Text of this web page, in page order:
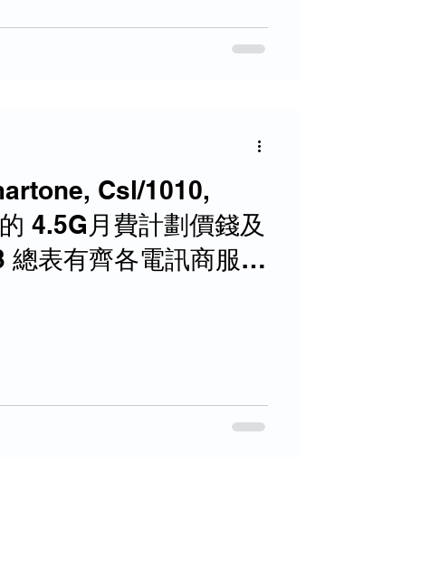
Csl/1010,
4.5G月費計劃價錢及